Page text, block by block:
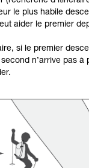
le plus habile
aider le premier
si le premier
n’arrive pas à